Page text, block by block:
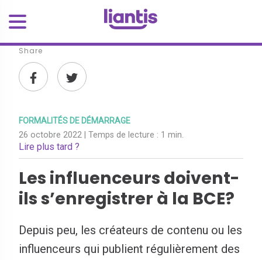
Share
FORMALITÉS DE DÉMARRAGE
26 octobre 2022 | Temps de lecture : 1 min.
Lire plus tard ?
Les influenceurs doivent-
ils s’enregistrer à la BCE?
Depuis peu, les créateurs de contenu ou les
influenceurs qui publient régulièrement des